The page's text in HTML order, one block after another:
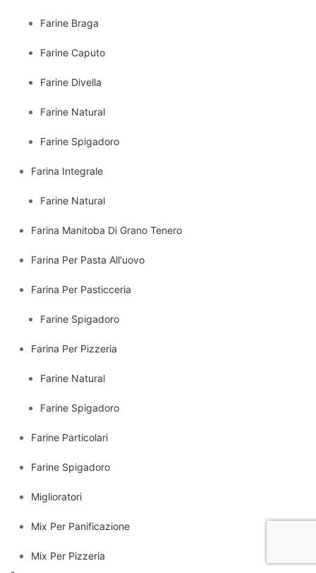
Farine Braga
Farine Caputo
Farine Divella
Farine Natural
Farine Spigadoro
Farina Integrale
Farine Natural
Farina Manitoba Di Grano Tenero
Farina Per Pasta All'uovo
Farina Per Pasticceria
Farine Spigadoro
Farina Per Pizzeria
Farine Natural
Farine Spigadoro
Farine Particolari
Farine Spigadoro
Miglioratori
Mix Per Panificazione
Mix Per Pizzeria